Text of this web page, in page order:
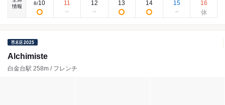
情報
8/10 11 12 13 14 15 16
Alchimiste
白金台駅 258m / フレンチ